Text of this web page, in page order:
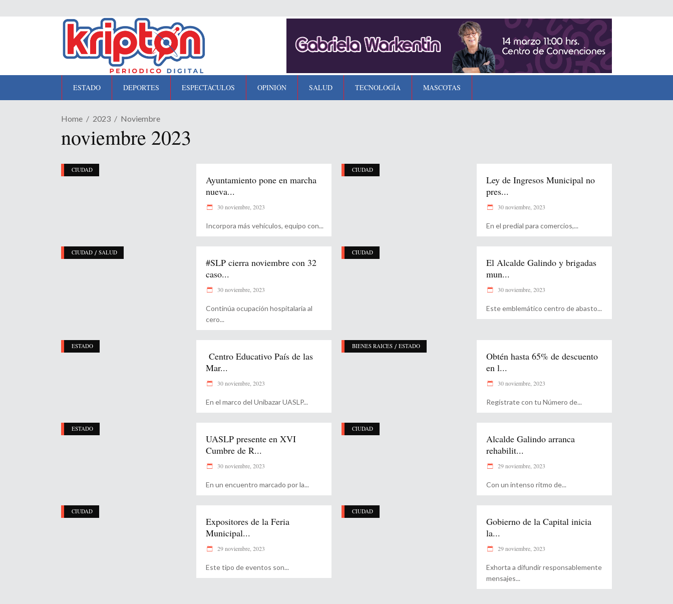
ESTADO DEPORTES ESPECTÁCULOS OPINIÓN SALUD TECNOLOGÍA MASCOTAS
Home 2023 Noviembre
noviembre 2023
CIUDAD
Ayuntamiento pone en marcha
nueva...
30 noviembre, 2023
Incorpora más vehículos, equipo con
CIUDAD
Ley de Ingresos Municipal no
pres...
30 noviembre, 2023
En el predial para comercios,
CIUDAD / SALUD
#SLP cierra noviembre con 32
caso...
30 noviembre, 2023
Continúa ocupación hospitalaria al
cero
CIUDAD
El Alcalde Galindo y brigadas
mun...
30 noviembre, 2023
Este emblemático centro de abasto
ESTADO
Centro Educativo País de las
Mar...
30 noviembre, 2023
En el marco del Unibazar UASLP
BIENES RAICES / ESTADO
Obtén hasta 65% de descuento
en l...
30 noviembre, 2023
Regístrate con tu Número de
ESTADO
UASLP presente en XVI
Cumbre de R...
30 noviembre, 2023
En un encuentro marcado por la
CIUDAD
Alcalde Galindo arranca
rehabilit...
29 noviembre, 2023
Con un intenso ritmo de
CIUDAD
Expositores de la Feria
Municipal...
29 noviembre, 2023
Este tipo de eventos son
CIUDAD
Gobierno de la Capital inicia
la...
29 noviembre, 2023
Exhorta a difundir responsablemente
mensajes